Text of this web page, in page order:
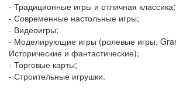
- Традиционные игры и отличная классика;
- Современные настольные игры;
- Видеоигры;
- Моделирующие игры (ролевые игры,
Исторические и фантастические);
- Торговые карты;
- Строительные игрушки.